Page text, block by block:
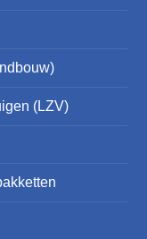
(LZV)